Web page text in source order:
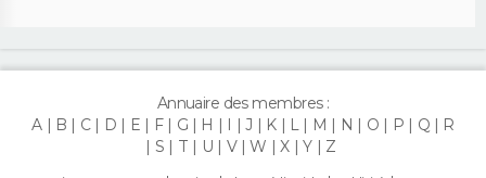
Annuaire des membres :
A
B C D E F G H I J K L M N O P Q
R
S
T U V W X Y Z